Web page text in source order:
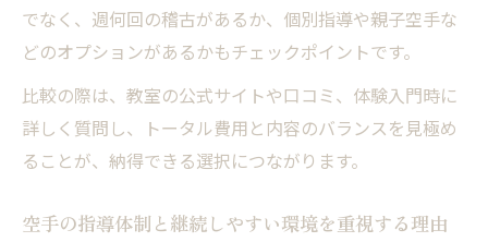
でなく、週何回の稽古があるか、個別指導や親子空手な
どのオプションがあるかもチェックポイントです。
比較の際は、教室の公式サイトや口コミ、体験入門時に
詳しく質問し、トータル費用と内容のバランスを見極め
ることが、納得できる選択につながります。
空手の指導体制と継続しやすい環境を重視する理由